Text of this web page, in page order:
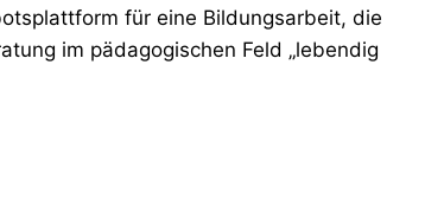
für eine Bildungsarbeit, die
im pädagogischen Feld „lebendig